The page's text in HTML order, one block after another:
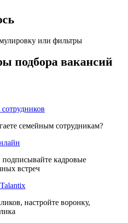
или фильтры
подбора вакансий
семейным сотрудникам?
подписывайте кадровые
встреч
настройте воронку,